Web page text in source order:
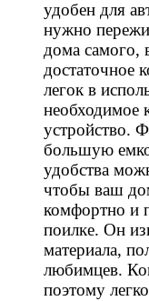
удобен для
нужно
дома самого,
достаточное
легок в
необходимое
устройство.
большую
удобства
чтобы ваш
комфортно и
поилке. Он
материала,
любимцев.
поэтому